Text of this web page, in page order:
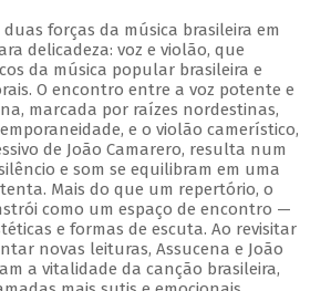
forças da música brasileira em
delicadeza: voz e violão, que
da música popular brasileira e
O encontro entre a voz potente e
marcada por raízes nordestinas,
e o violão camerístico,
de João Camarero, resulta num
e som se equilibram em uma
Mais do que um repertório, o
como um espaço de encontro —
e formas de escuta. Ao revisitar
novas leituras, Assucena e João
a vitalidade da canção brasileira,